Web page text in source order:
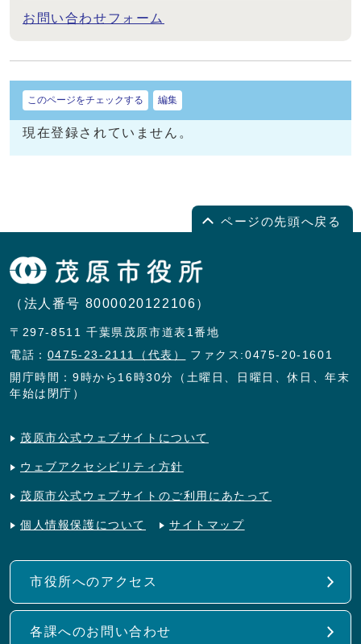
お問い合わせフォーム
このページをチェックする 編集
現在登録されていません。
ページの先頭へ戻る
（法人番号 8000020122106）
〒297-8511 千葉県茂原市道表1番地
電話： 0475-23-2111（代表）
ファクス:0475-20-1601
開庁時間：9時から16時30分（土曜日、日曜日、休日、年末
年始は閉庁）
茂原市公式ウェブサイトについて
ウェブアクセシビリティ方針
茂原市公式ウェブサイトのご利用にあたって
個人情報保護について サイトマップ
市役所へのアクセス
各課へのお問い合わせ